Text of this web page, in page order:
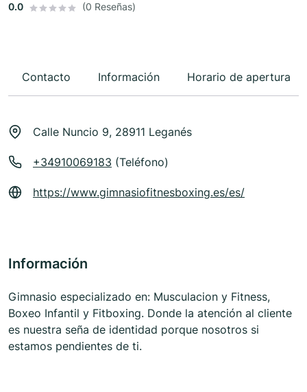
0.0 (0 Reseñas)
Contacto Información Horario de apertura
Calle Nuncio 9, 28911 Leganés
+34910069183 (Teléfono)
https://www.gimnasiofitnesboxing.es/es/
Información
Gimnasio especializado en: Musculacion y Fitness,
Boxeo Infantil y Fitboxing. Donde la atención al cliente
es nuestra seña de identidad porque nosotros si
estamos pendientes de ti.